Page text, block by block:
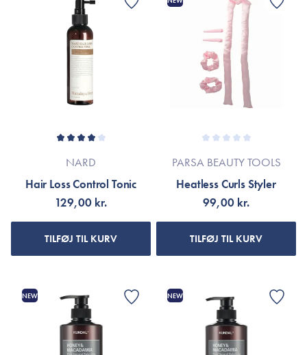
NARD
Hair Loss Control Tonic
129,00 kr.
TILFØJ TIL KURV
PARSA BEAUTY TOOLS
Heatless Curls Styler
99,00 kr.
TILFØJ TIL KURV
NEW NEW